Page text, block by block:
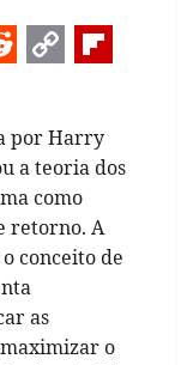
Link
por Harry
a teoria dos
como
retorno. A
conceito de
as
o